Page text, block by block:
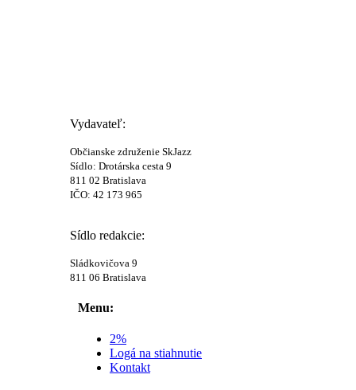
Vydavateľ:
Občianske združenie SkJazz
Sídlo: Drotárska cesta 9
811 02 Bratislava
IČO: 42 173 965
Sídlo redakcie:
Sládkovičova 9
811 06 Bratislava
Menu:
2%
Logá na stiahnutie
Kontakt